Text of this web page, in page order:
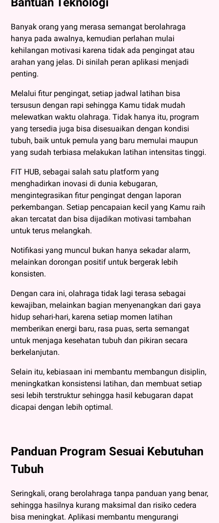
Banyak orang yang merasa semangat berolahraga
hanya pada awalnya, kemudian perlahan mulai
kehilangan motivasi karena tidak ada pengingat atau
arahan yang jelas. Di sinilah peran aplikasi menjadi
penting.
Melalui fitur pengingat, setiap jadwal latihan bisa
tersusun dengan rapi sehingga Kamu tidak mudah
melewatkan waktu olahraga. Tidak hanya itu, program
yang tersedia juga bisa disesuaikan dengan kondisi
tubuh, baik untuk pemula yang baru memulai maupun
yang sudah terbiasa melakukan latihan intensitas tinggi.
FIT HUB, sebagai salah satu platform yang
menghadirkan inovasi di dunia kebugaran,
mengintegrasikan fitur pengingat dengan laporan
perkembangan. Setiap pencapaian kecil yang Kamu raih
akan tercatat dan bisa dijadikan motivasi tambahan
untuk terus melangkah.
Notifikasi yang muncul bukan hanya sekadar alarm,
melainkan dorongan positif untuk bergerak lebih
konsisten.
Dengan cara ini, olahraga tidak lagi terasa sebagai
kewajiban, melainkan bagian menyenangkan dari gaya
hidup sehari-hari, karena setiap momen latihan
memberikan energi baru, rasa puas, serta semangat
untuk menjaga kesehatan tubuh dan pikiran secara
berkelanjutan.
Selain itu, kebiasaan ini membantu membangun disiplin,
meningkatkan konsistensi latihan, dan membuat setiap
sesi lebih terstruktur sehingga hasil kebugaran dapat
dicapai dengan lebih optimal.
Panduan Program Sesuai Kebutuhan
Tubuh
Seringkali, orang berolahraga tanpa panduan yang benar,
sehingga hasilnya kurang maksimal dan risiko cedera
bisa meningkat. Aplikasi membantu mengurangi